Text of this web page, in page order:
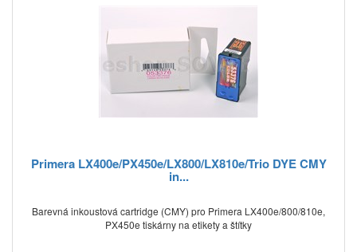
Primera LX400e/PX450e/LX800/LX810e/Trio DYE CMY
in...
Barevná inkoustová cartridge (CMY) pro Primera LX400e/800/810e,
PX450e tiskárny na etikety a štítky